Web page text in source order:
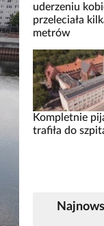
uderzeniu
przeleciała
metrów
Kompletnie
trafiła do